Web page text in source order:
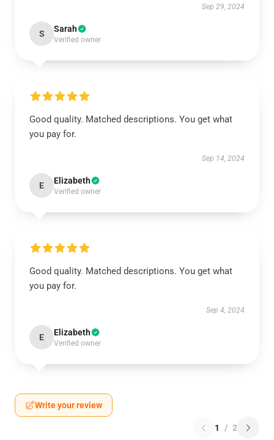
Sep 29, 2024
S Sarah
Verified owner
Good quality. Matched descriptions. You get what
you pay for.
Sep 14, 2024
E Elizabeth
Verified owner
Good quality. Matched descriptions. You get what
you pay for.
Sep 4, 2024
E Elizabeth
Verified owner
Write your review
1 / 2